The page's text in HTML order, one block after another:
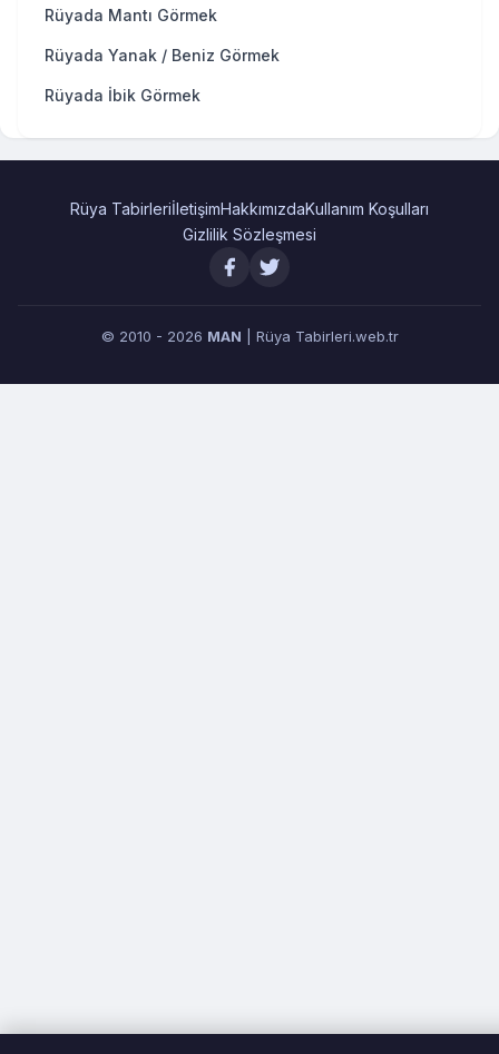
Rüyada Mantı Görmek
Rüyada Yanak / Beniz Görmek
Rüyada İbik Görmek
Rüya TabirleriİletişimHakkımızdaKullanım Koşulları
Gizlilik Sözleşmesi
© 2010 - 2026 MAN | Rüya Tabirleri.web.tr